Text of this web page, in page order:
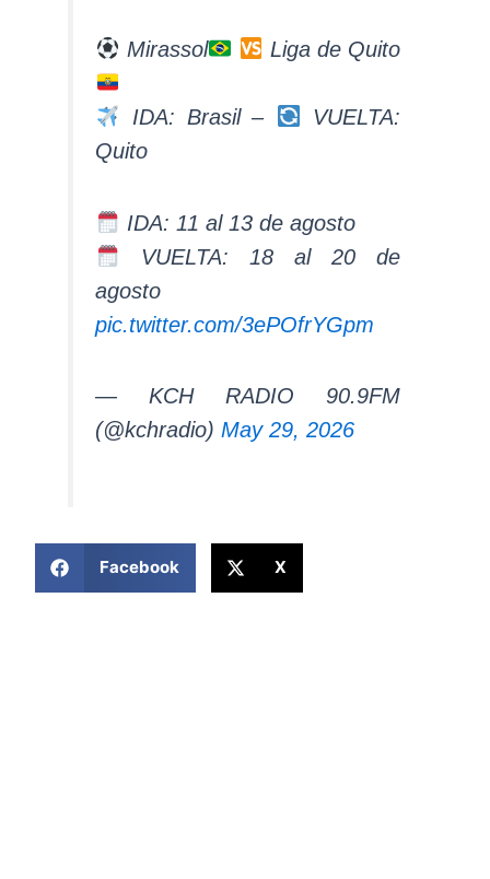
Mirassol Liga de Quito
IDA: Brasil –
VUELTA:
Quito
IDA: 11 al 13 de agosto
VUELTA: 18 al 20 de
agosto
pic.twitter.com/3ePOfrYGpm
— KCH RADIO 90.9FM
(@kchradio)May 29, 2026
Facebook X